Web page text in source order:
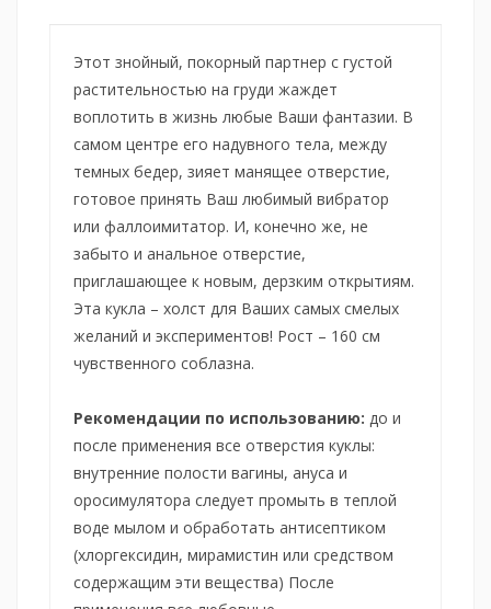
Этот знойный, покорный партнер с густой
растительностью на груди жаждет
воплотить в жизнь любые Ваши фантазии. В
самом центре его надувного тела, между
темных бедер, зияет манящее отверстие,
готовое принять Ваш любимый вибратор
или фаллоимитатор. И, конечно же, не
забыто и анальное отверстие,
приглашающее к новым, дерзким открытиям.
Эта кукла – холст для Ваших самых смелых
желаний и экспериментов! Рост – 160 см
чувственного соблазна.
Рекомендации по использованию: до и
после применения все отверстия куклы:
внутренние полости вагины, ануса и
оросимулятора следует промыть в теплой
воде мылом и обработать антисептиком
(хлоргексидин, мирамистин или средством
содержащим эти вещества) После